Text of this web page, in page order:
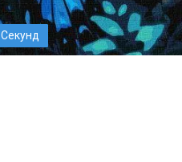
Секунд